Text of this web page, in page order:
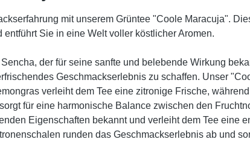
mit unserem Grüntee "Coole Maracuja".
Sie in eine Welt voller köstlicher Aromen.
der für seine sanfte und belebende Wirkung
Geschmackserlebnis zu schaffen. Unser
verleiht dem Tee eine zitronige Frische,
für eine harmonische Balance zwischen den
Eigenschaften bekannt und verleiht dem Tee eine
runden das Geschmackserlebnis ab und